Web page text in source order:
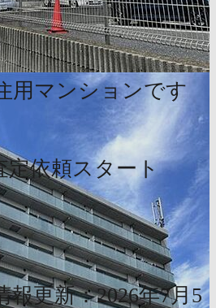
用マンションです
定依頼スタート
報更新：2026年7月5